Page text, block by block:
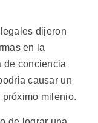
dijeron
en la
de conciencia
causar un
milenio.